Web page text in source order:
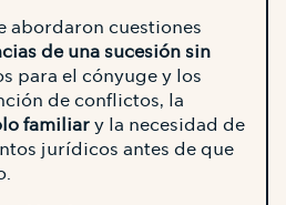
abordaron cuestiones
de una sucesión sin
para el cónyuge y los
de conflictos, la
familiary la necesidad de
jurídicos antes de que